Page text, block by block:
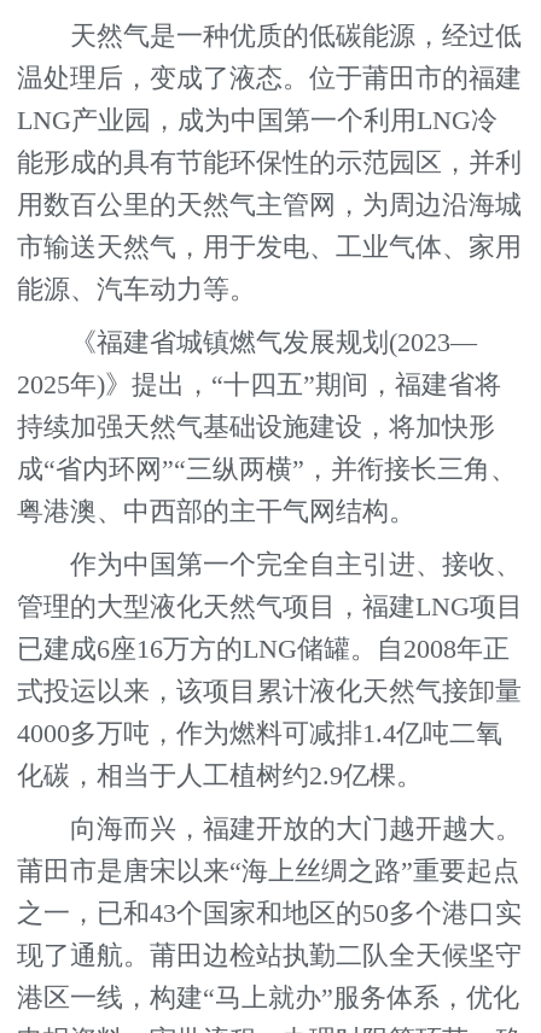
天然气是一种优质的低碳能源，经过低
温处理后，变成了液态。位于莆田市的福建
LNG产业园，成为中国第一个利用LNG冷
能形成的具有节能环保性的示范园区，并利
用数百公里的天然气主管网，为周边沿海城
市输送天然气，用于发电、工业气体、家用
能源、汽车动力等。
《福建省城镇燃气发展规划(2023—
2025年)》提出，“十四五”期间，福建省将
持续加强天然气基础设施建设，将加快形
成“省内环网”“三纵两横”，并衔接长三角、
粤港澳、中西部的主干气网结构。
作为中国第一个完全自主引进、接收、
管理的大型液化天然气项目，福建LNG项目
已建成6座16万方的LNG储罐。自2008年正
式投运以来，该项目累计液化天然气接卸量
4000多万吨，作为燃料可减排1.4亿吨二氧
化碳，相当于人工植树约2.9亿棵。
向海而兴，福建开放的大门越开越大。
莆田市是唐宋以来“海上丝绸之路”重要起点
之一，已和43个国家和地区的50多个港口实
现了通航。莆田边检站执勤二队全天候坚守
港区一线，构建“马上就办”服务体系，优化